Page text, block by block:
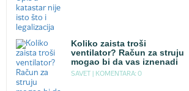
Koliko zaista troši
ventilator? Račun za struju
mogao bi da vas iznenadi
SAVET | KOMENTARA: 0